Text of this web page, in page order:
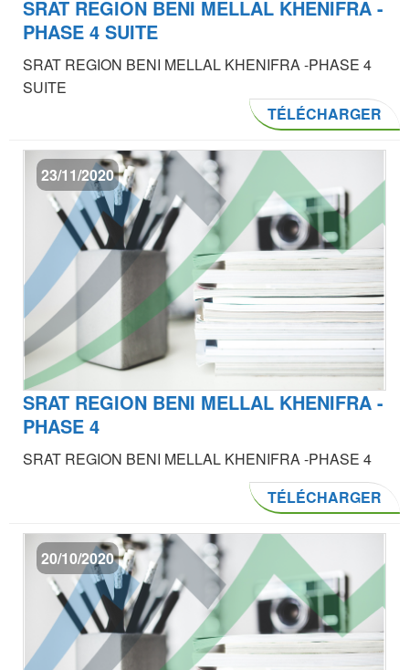
SRAT REGION BENI MELLAL KHENIFRA -
PHASE 4 SUITE
SRAT REGION BENI MELLAL KHENIFRA -PHASE 4
SUITE
TÉLÉCHARGER
23/11/2020
SRAT REGION BENI MELLAL KHENIFRA -
PHASE 4
SRAT REGION BENI MELLAL KHENIFRA -PHASE 4
TÉLÉCHARGER
20/10/2020